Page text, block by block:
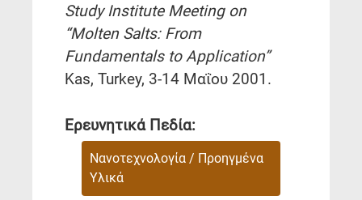
Study Institute Meeting on
“Molten Salts: From
Fundamentals to Application”
Kas, Turkey, 3-14 Μαΐου 2001.
Ερευνητικά Πεδία:
Νανοτεχνολογία / Προηγμένα
Υλικά